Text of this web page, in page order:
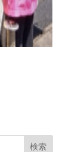
検索